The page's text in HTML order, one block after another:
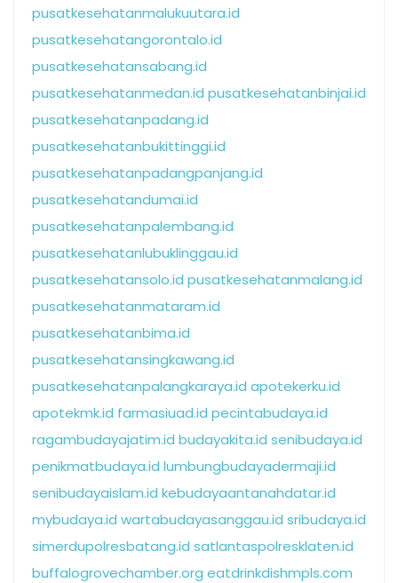
pusatkesehatanmalukuutara.id
pusatkesehatangorontalo.id
pusatkesehatansabang.id
pusatkesehatanmedan.id pusatkesehatanbinjai.id
pusatkesehatanpadang.id
pusatkesehatanbukittinggi.id
pusatkesehatanpadangpanjang.id
pusatkesehatandumai.id
pusatkesehatanpalembang.id
pusatkesehatanlubuklinggau.id
pusatkesehatansolo.id pusatkesehatanmalang.id
pusatkesehatanmataram.id
pusatkesehatanbima.id
pusatkesehatansingkawang.id
pusatkesehatanpalangkaraya.id apotekerku.id
apotekmk.id farmasiuad.id pecintabudaya.id
ragambudayajatim.id budayakita.id senibudaya.id
penikmatbudaya.id lumbungbudayadermaji.id
senibudayaislam.id kebudayaantanahdatar.id
mybudaya.id wartabudayasanggau.id sribudaya.id
simerdupolresbatang.id satlantaspolresklaten.id
buffalogrovechamber.org eatdrinkdishmpls.com